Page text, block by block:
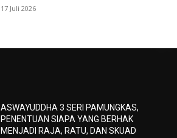
17 Juli 2026
ASWAYUDDHA 3 SERI PAMUNGKAS,
PENENTUAN SIAPA YANG BERHAK
MENJADI RAJA, RATU, DAN SKUAD